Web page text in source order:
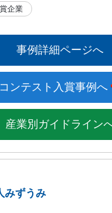
企業
事例詳細ページへ
コンテスト入賞事例へ
産業別ガイドライン
みずうみ